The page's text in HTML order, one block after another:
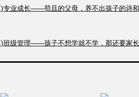
读的书，学习的过程就是追
于校园的一本青春读物，值得一
)专业成长——苟且的父母，养不出孩子的诗和
)班级管理——孩子不想学就不学，那还要家